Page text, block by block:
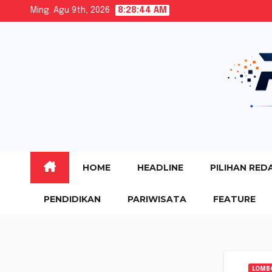
Ming. Agu 9th, 2026 8:28:46 AM
HOME HEADLINE PILIHAN
PENDIDIKAN PARIWISATA FEATURE